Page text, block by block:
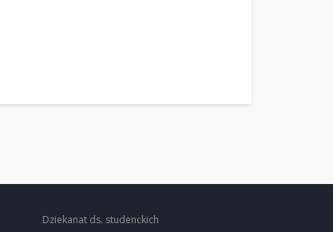
Dziekanat ds. studenckich